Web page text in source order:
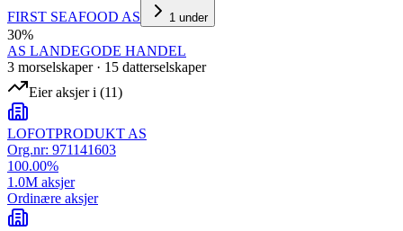
FIRST SEAFOOD AS
1 under
30%
AS LANDEGODE HANDEL
3 morselskaper· 15 datterselskaper
Eier aksjer i (11)
LOFOTPRODUKT AS
Org.nr: 971141603
100.00%
1.0M aksjer
Ordinære aksjer